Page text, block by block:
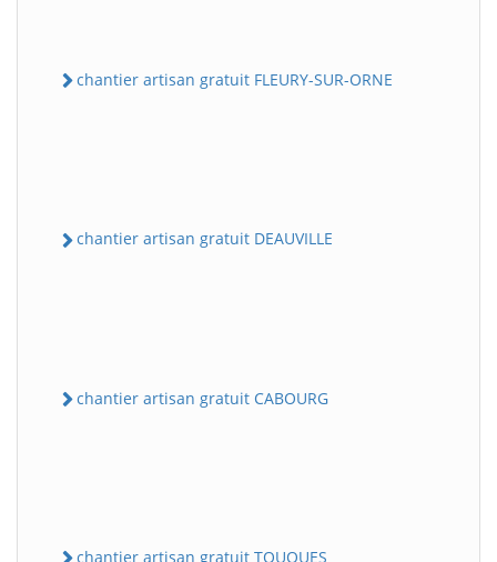
chantier artisan gratuit FLEURY-SUR-ORNE
chantier artisan gratuit DEAUVILLE
chantier artisan gratuit CABOURG
chantier artisan gratuit TOUQUES